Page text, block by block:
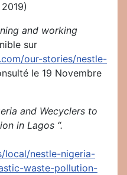
and working
sur
our-stories/nestle-
le 19 Novembre
and Wecyclers to
in Lagos “.
local/nestle-nigeria-
waste-pollution-